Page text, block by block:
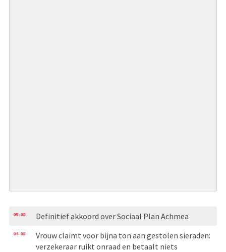
05-08 Definitief akkoord over Sociaal Plan Achmea
04-08
Vrouw claimt voor bijna ton aan gestolen sieraden:
verzekeraar ruikt onraad en betaalt niets